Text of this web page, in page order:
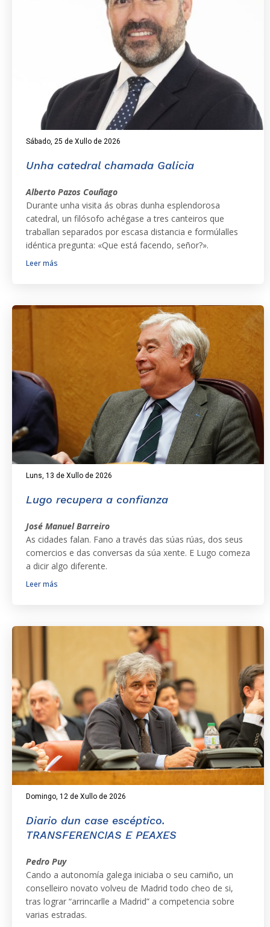
Sábado, 25 de Xullo de 2026
Unha catedral chamada Galicia
Alberto Pazos Couñago
Durante unha visita ás obras dunha esplendorosa
catedral, un filósofo achégase a tres canteiros que
traballan separados por escasa distancia e formúlalles
idéntica pregunta: «Que está facendo, señor?».
Leer más
Luns, 13 de Xullo de 2026
Lugo recupera a confianza
José Manuel Barreiro
As cidades falan. Fano a través das súas rúas, dos seus
comercios e das conversas da súa xente. E Lugo comeza
a dicir algo diferente.
Leer más
Domingo, 12 de Xullo de 2026
Diario dun case escéptico.
TRANSFERENCIAS E PEAXES
Pedro Puy
Cando a autonomía galega iniciaba o seu camiño, un
conselleiro novato volveu de Madrid todo cheo de si,
tras lograr “arrincarlle a Madrid” a competencia sobre
varias estradas.